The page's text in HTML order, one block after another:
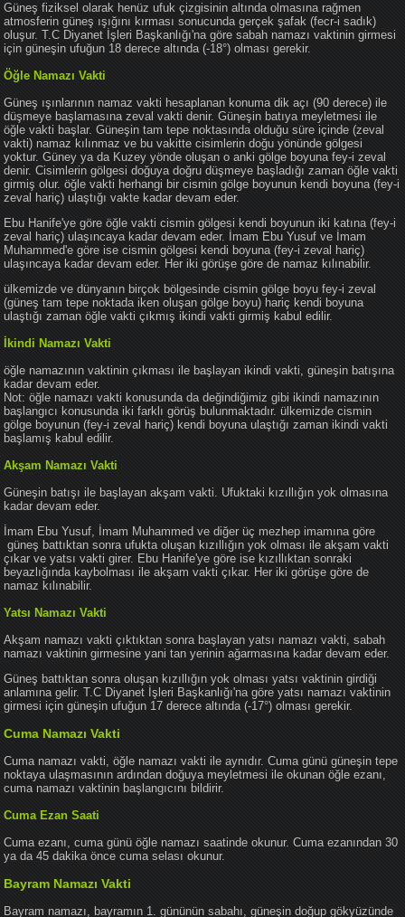
Güneş fiziksel olarak henüz ufuk çizgisinin altında olmasına rağmen
atmosferin güneş ışığını kırması sonucunda gerçek şafak (fecr-i sadık)
oluşur. T.C Diyanet İşleri Başkanlığı'na göre sabah namazı vaktinin girmesi
için güneşin ufuğun 18 derece altında (-18°) olması gerekir.
Öğle Namazı Vakti
Güneş ışınlarının namaz vakti hesaplanan konuma dik açı (90 derece) ile
düşmeye başlamasına zeval vakti denir. Güneşin batıya meyletmesi ile
öğle vakti başlar. Güneşin tam tepe noktasında olduğu süre içinde (zeval
vakti) namaz kılınmaz ve bu vakitte cisimlerin doğu yönünde gölgesi
yoktur. Güney ya da Kuzey yönde oluşan o anki gölge boyuna fey-i zeval
denir. Cisimlerin gölgesi doğuya doğru düşmeye başladığı zaman öğle vakti
girmiş olur. öğle vakti herhangi bir cismin gölge boyunun kendi boyuna (fey-i
zeval hariç) ulaştığı vakte kadar devam eder.
Ebu Hanife'ye göre öğle vakti cismin gölgesi kendi boyunun iki katına (fey-i
zeval hariç) ulaşıncaya kadar devam eder. İmam Ebu Yusuf ve İmam
Muhammed'e göre ise cismin gölgesi kendi boyuna (fey-i zeval hariç)
ulaşıncaya kadar devam eder. Her iki görüşe göre de namaz kılınabilir.
ülkemizde ve dünyanın birçok bölgesinde cismin gölge boyu fey-i zeval
(güneş tam tepe noktada iken oluşan gölge boyu) hariç kendi boyuna
ulaştığı zaman öğle vakti çıkmış ikindi vakti girmiş kabul edilir.
İkindi Namazı Vakti
öğle namazının vaktinin çıkması ile başlayan ikindi vakti, güneşin batışına
kadar devam eder.
Not: öğle namazı vakti konusunda da değindiğimiz gibi ikindi namazının
başlangıcı konusunda iki farklı görüş bulunmaktadır. ülkemizde cismin
gölge boyunun (fey-i zeval hariç) kendi boyuna ulaştığı zaman ikindi vakti
başlamış kabul edilir.
Akşam Namazı Vakti
Güneşin batışı ile başlayan akşam vakti. Ufuktaki kızıllığın yok olmasına
kadar devam eder.
İmam Ebu Yusuf, İmam Muhammed ve diğer üç mezhep imamına göre
güneş battıktan sonra ufukta oluşan kızıllığın yok olması ile akşam vakti
çıkar ve yatsı vakti girer. Ebu Hanife'ye göre ise kızıllıktan sonraki
beyazlığında kaybolması ile akşam vakti çıkar. Her iki görüşe göre de
namaz kılınabilir.
Yatsı Namazı Vakti
Akşam namazı vakti çıktıktan sonra başlayan yatsı namazı vakti, sabah
namazı vaktinin girmesine yani tan yerinin ağarmasına kadar devam eder.
Güneş battıktan sonra oluşan kızıllığın yok olması yatsı vaktinin girdiği
anlamına gelir. T.C Diyanet İşleri Başkanlığı'na göre yatsı namazı vaktinin
girmesi için güneşin ufuğun 17 derece altında (-17°) olması gerekir.
Cuma Namazı Vakti
Cuma namazı vakti, öğle namazı vakti ile aynıdır. Cuma günü güneşin tepe
noktaya ulaşmasının ardından doğuya meyletmesi ile okunan öğle ezanı,
cuma namazı vaktinin başlangıcını bildirir.
Cuma Ezan Saati
Cuma ezanı, cuma günü öğle namazı saatinde okunur. Cuma ezanından 30
ya da 45 dakika önce cuma selası okunur.
Bayram Namazı Vakti
Bayram namazı, bayramın 1. gününün sabahı, güneşin doğup gökyüzünde